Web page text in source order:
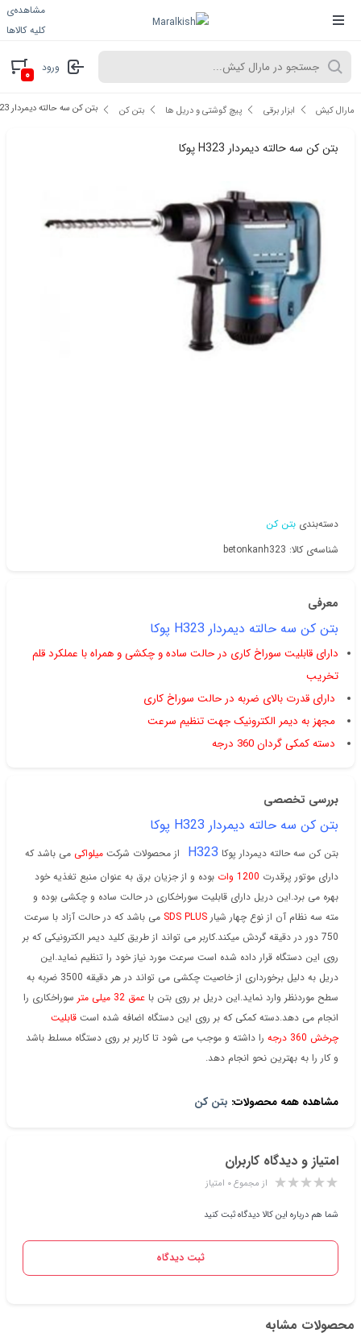
مشاهده‌ی
کلیه کالاها
ورود ۰
مارال کیش ابزار برقی پیچ گوشتی و دریل ها بتن کن بتن کن سه حالته دیمردار H323 پوکا
بتن کن سه حالته دیمردار H323 پوکا
دسته‌بندی بتن کن
شناسه‌ی کالا: betonkanh323
معرفی
بتن کن سه حالته دیمردار H323 پوکا
دارای قابلیت سوراخ کاری در حالت ساده و چکشی و همراه با عملکرد قلم
تخریب
دارای قدرت بالای ضربه در حالت سوراخ کاری
مجهز به دیمر الکترونیک جهت تنظیم سرعت
دسته کمکی گردان 360 درجه
بررسی تخصصی
بتن کن سه حالته دیمردار H323 پوکا
بتن کن سه حالته دیمردار پوکا H323 از محصولات شرکت میلواکی می باشد که
دارای موتور پرقدرت 1200 وات
بوده و از جزیان برق به عنوان منبع تغذیه خود
بهره می برد.این دریل دارای قابلیت سوراخکاری در حالت ساده و چکشی بوده و
مته سه نظام آن از نوع چهار شیار SDS PLUS می باشد که در حالت آزاد با سرعت
750 دور در دقیقه گردش میکند.کاربر می تواند از طریق کلید دیمر الکترونیکی که بر
روی این دستگاه قرار داده شده است سرعت مورد نیاز خود را تنظیم نماید.این
دریل به دلیل برخورداری از خاصیت چکشی می تواند در هر دقیقه 3500 ضربه به
سطح موردنظر وارد نماید.این دریل بر روی بتن با عمق 32 میلی متر
سوراخکاری را
انجام می دهد.دسته کمکی که بر روی این دستگاه اضافه شده است قابلیت
چرخش 360 درجه
را داشته و موجب می شود تا کاربر بر روی دستگاه مسلط باشد
و کار را به بهترین نحو انجام دهد.
مشاهده همه محصولات: بتن کن
امتیاز و دیدگاه کاربران
از مجموع ۰ امتیاز
شما هم درباره این کالا دیدگاه ثبت کنید
ثبت دیدگاه
محصولات مشابه